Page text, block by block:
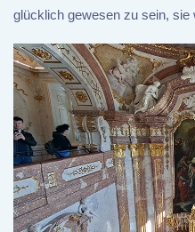
glücklich gewesen zu sein, sie